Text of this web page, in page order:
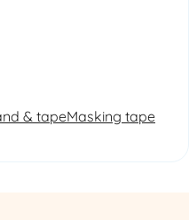
& tapeMasking tape